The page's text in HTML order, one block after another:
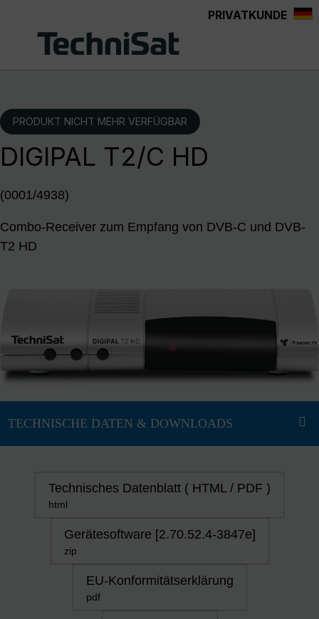
PRIVATKUNDE
PRODUKT NICHT MEHR VERFÜGBAR
DIGIPAL T2/C HD
(0001/4938)
Combo-Receiver zum Empfang von DVB-C und DVB-
T2 HD
Technisches Datenblatt ( HTML / PDF )
html
Gerätesoftware [2.70.52.4-3847e]
zip
EU-Konformitätserklärung
pdf